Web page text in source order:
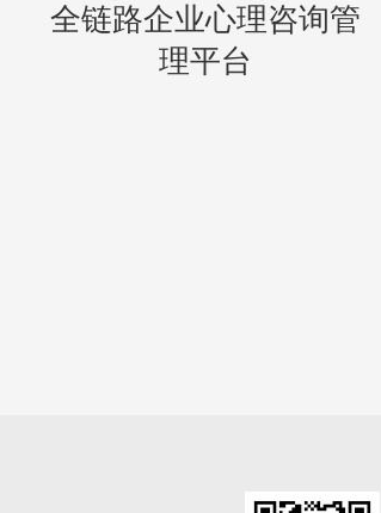
全链路企业心理咨询管
理平台